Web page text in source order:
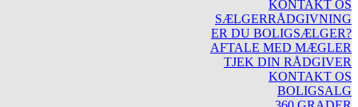
KONTAKT OS
SÆLGERRÅDGIVNING
ER DU BOLIGSÆLGER?
AFTALE MED MÆGLER
TJEK DIN RÅDGIVER
KONTAKT OS
BOLIGSALG